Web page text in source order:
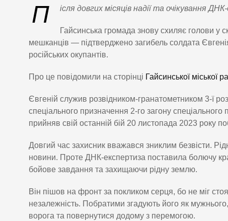
П ісля довгих місяців надії та очікування
Гайсинська громада знову схиляє голови у
мешканців — підтверджено загибель солдата
російських окупантів.
Про це повідомили на сторінці Гайсинської міської
Євгеній служив розвідником-гранатометником 3-ї
спеціального призначення 2-го загону
прийняв свій останній бій 20 листопада 2023 року
Довгий час захисник вважався зниклим безвісти.
новини. Проте ДНК-експертиза поставила болючу
бойове завдання та захищаючи рідну землю.
Він пішов на фронт за покликом серця, бо не міг
незалежність. Побратими згадують його як
ворога та повернутися додому з перемогою.